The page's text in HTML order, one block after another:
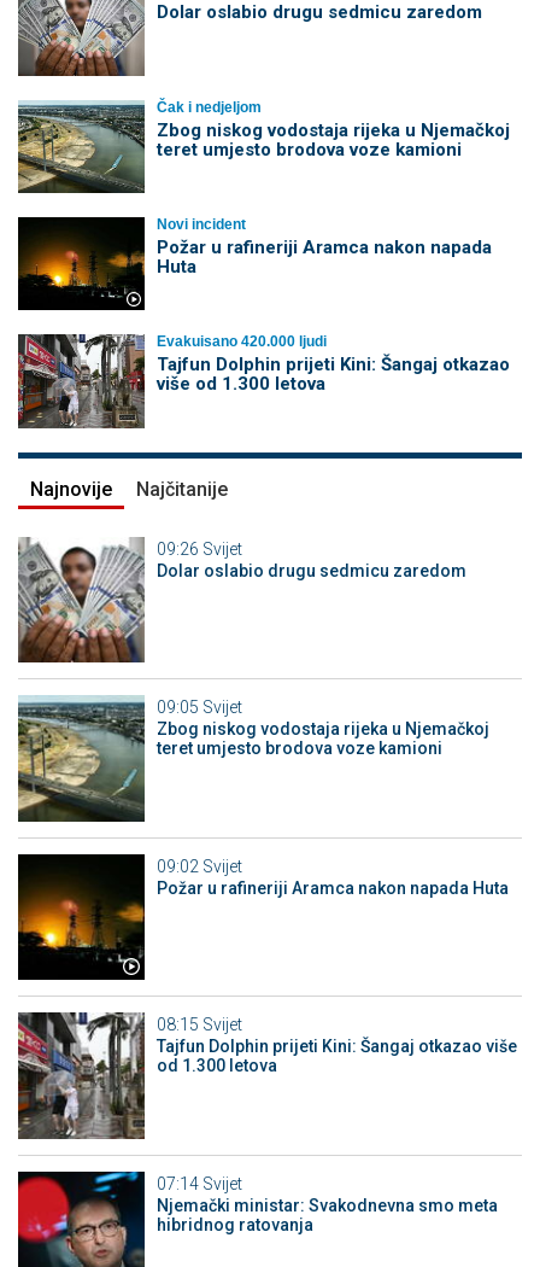
Dolar oslabio drugu sedmicu zaredom
Čak i nedjeljom
Zbog niskog vodostaja rijeka u Njemačkoj
teret umjesto brodova voze kamioni
Novi incident
Požar u rafineriji Aramca nakon napada
Huta
Evakuisano 420.000 ljudi
Tajfun Dolphin prijeti Kini: Šangaj otkazao
više od 1.300 letova
Najnovije Najčitanije
09:26 Svijet
Dolar oslabio drugu sedmicu zaredom
09:05 Svijet
Zbog niskog vodostaja rijeka u Njemačkoj
teret umjesto brodova voze kamioni
09:02 Svijet
Požar u rafineriji Aramca nakon napada Huta
08:15 Svijet
Tajfun Dolphin prijeti Kini: Šangaj otkazao više
od 1.300 letova
07:14 Svijet
Njemački ministar: Svakodnevna smo meta
hibridnog ratovanja